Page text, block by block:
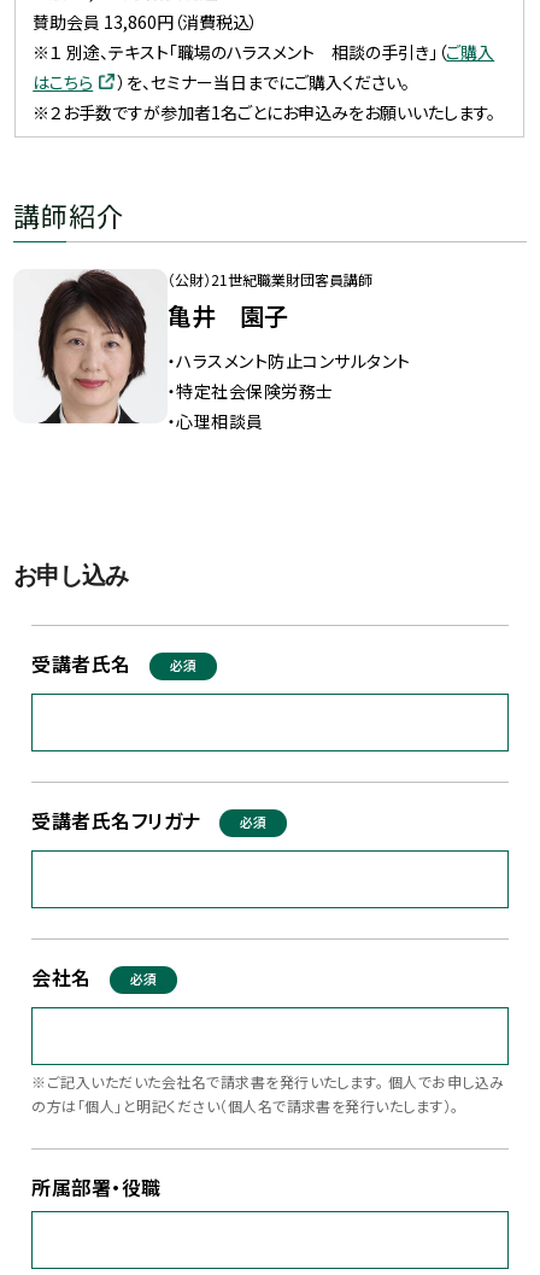
賛助会員 13,860円（消費税込）
※１ 別途、テキスト「職場のハラスメント 相談の手引き」（ご購入
はこちら
）を、セミナー当日までにご購入ください。
※２お手数ですが参加者1名ごとにお申込みをお願いいたします。
講師紹介
（公財）21世紀職業財団客員講師
亀井 園子
・ハラスメント防止コンサルタント
・特定社会保険労務士
・心理相談員
お申し込み
受講者氏名 必須
受講者氏名フリガナ 必須
会社名 必須
※ご記入いただいた会社名で請求書を発行いたします。 個人でお申し込み
の方は「個人」と明記ください（個人名で請求書を発行いたします）。
所属部署・役職